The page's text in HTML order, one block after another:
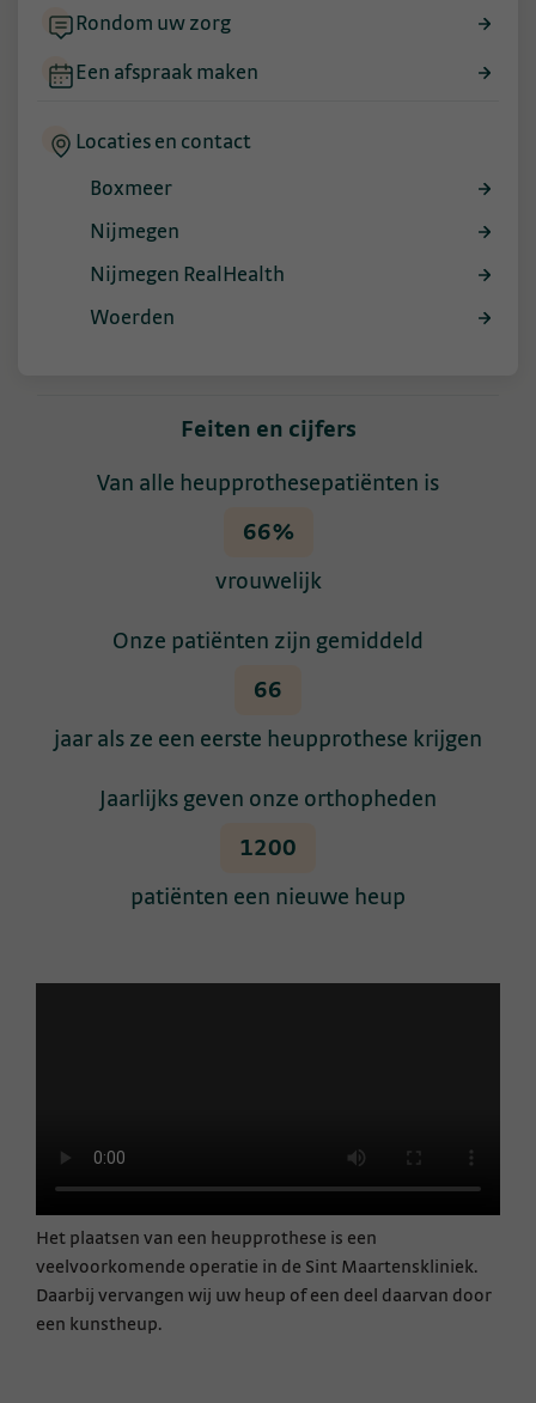
Rondom uw zorg
Een afspraak maken
Locaties en contact
Boxmeer
Nijmegen
Nijmegen RealHealth
Woerden
Feiten en cijfers
Van alle heupprothesepatiënten is
66%
vrouwelijk
Onze patiënten zijn gemiddeld
66
jaar als ze een eerste heupprothese krijgen
Jaarlijks geven onze orthopheden
1200
patiënten een nieuwe heup
Het plaatsen van een heupprothese is een
veelvoorkomende operatie in de Sint Maartenskliniek.
Daarbij vervangen wij uw heup of een deel daarvan door
een kunstheup.